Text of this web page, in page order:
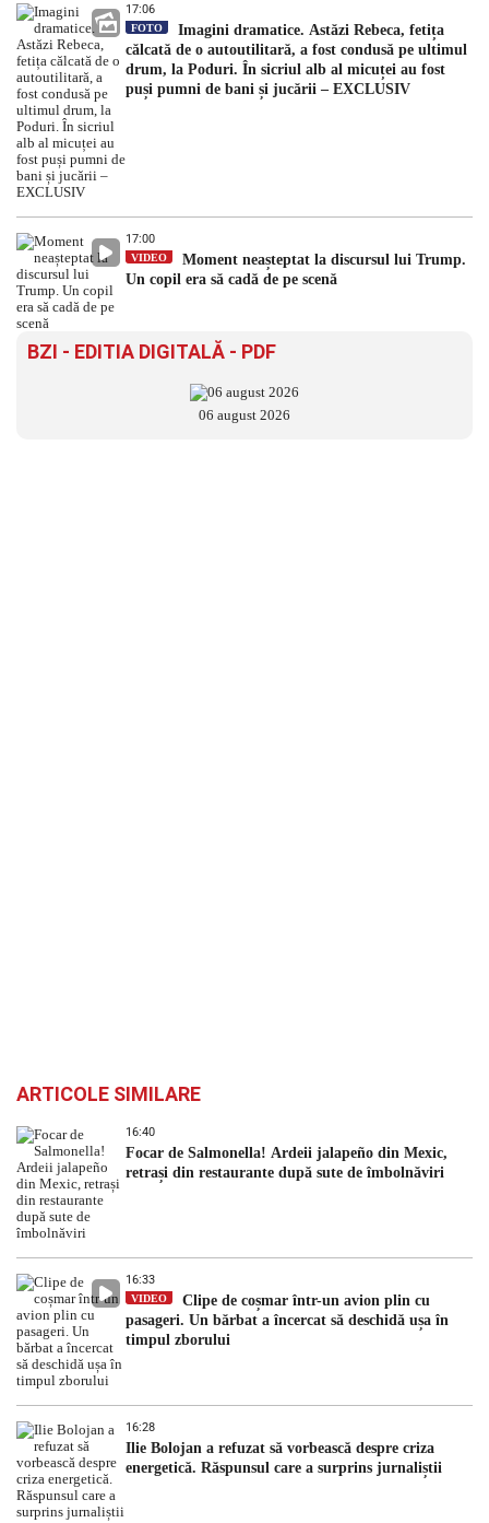
17:06
FOTO
Imagini dramatice. Astăzi Rebeca, fetița
călcată de o autoutilitară, a fost condusă pe ultimul
drum, la Poduri. În sicriul alb al micuței au fost
puși pumni de bani și jucării – EXCLUSIV
17:00
VIDEO
Moment neașteptat la discursul lui Trump.
Un copil era să cadă de pe scenă
BZI - EDITIA DIGITALĂ - PDF
06 august 2026
ARTICOLE SIMILARE
16:40
Focar de Salmonella! Ardeii jalapeño din Mexic,
retrași din restaurante după sute de îmbolnăviri
16:33
VIDEO
Clipe de coșmar într-un avion plin cu
pasageri. Un bărbat a încercat să deschidă ușa în
timpul zborului
16:28
Ilie Bolojan a refuzat să vorbească despre criza
energetică. Răspunsul care a surprins jurnaliștii